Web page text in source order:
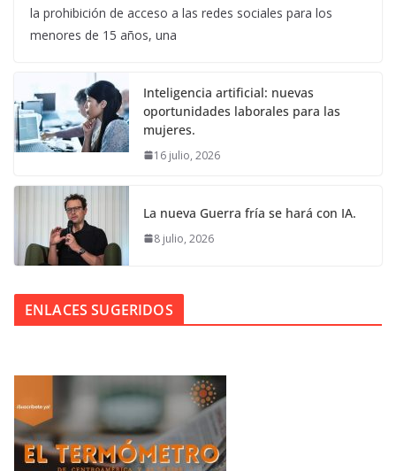
la prohibición de acceso a las redes sociales para los
menores de 15 años, una
Inteligencia artificial: nuevas
oportunidades laborales para las
mujeres.
16 julio, 2026
La nueva Guerra fría se hará con IA.
8 julio, 2026
ENLACES SUGERIDOS